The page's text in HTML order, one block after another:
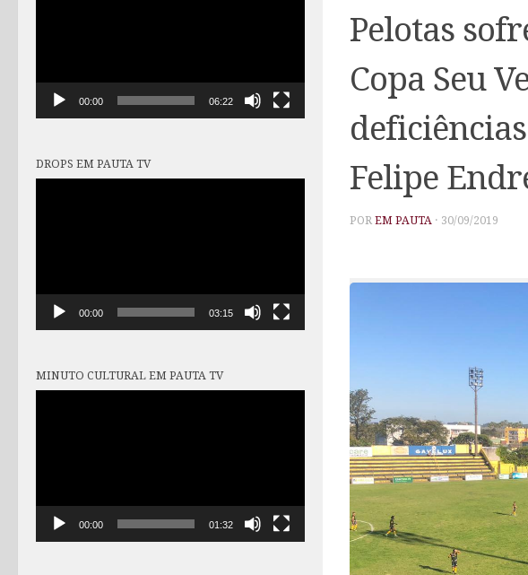
Pelotas
Copa Seu
Felipe
POR EM PAUTA · 30/09/2019
00:00 06:22
DROPS EM PAUTA TV
00:00 03:15
MINUTO CULTURAL EM PAUTA TV
00:00 01:32